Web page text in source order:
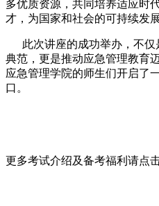
多优质资源，共同培养适应时
才，为国家和社会的可持续发
此次讲座的成功举办，不仅
典范，更是推动应急管理教育
应急管理学院的师生们开启了
口。
更多考试介绍及备考福利请点击